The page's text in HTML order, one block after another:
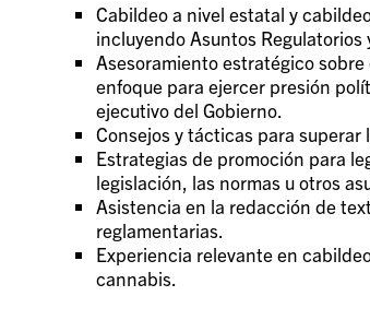
Cabildeo a nivel estatal y
incluyendo Asuntos Regulatorios
Asesoramiento estratégico
enfoque para ejercer presión
ejecutivo del Gobierno.
Consejos y tácticas para superar
Estrategias de promoción para
legislación, las normas u otros
Asistencia en la redacción de
reglamentarias.
Experiencia relevante en
cannabis.